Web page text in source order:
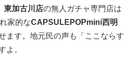
東加古川店の無人ガチャ専門店は
家的なCAPSULEPOPmini西明
ます。地元民の声も「ここならす
よ。